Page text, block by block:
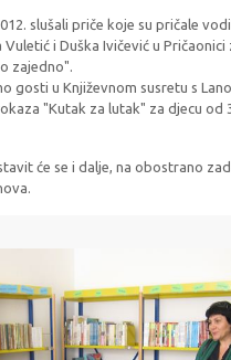
slušali priče koje su pričale
i Duška Ivičević u Pričaonici
zajedno".
gosti u Književnom susretu s
"Kutak za lutak" za djecu od
će se i dalje, na obostrano